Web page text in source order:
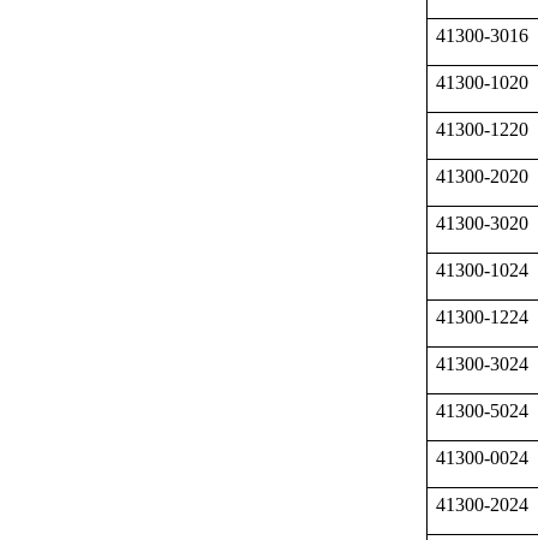
41300-3016
41300-1020
41300-1220
41300-2020
41300-3020
41300-1024
41300-1224
41300-3024
41300-5024
41300-0024
41300-2024